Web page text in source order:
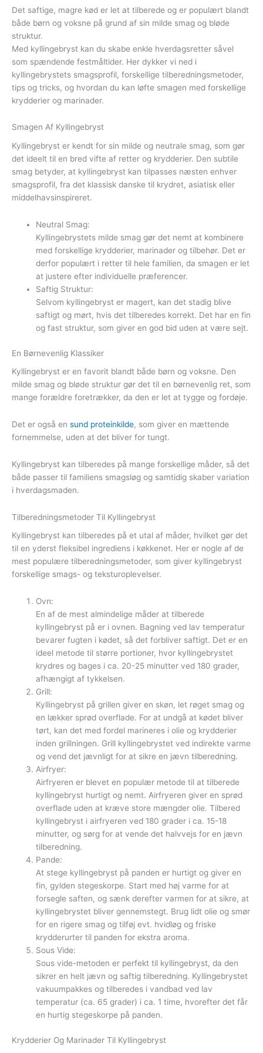
Det saftige, magre kød er let at tilberede og er populært blandt
både børn og voksne på grund af sin milde smag og bløde
struktur.
Med kyllingebryst kan du skabe enkle hverdagsretter såvel
som spændende festmåltider. Her dykker vi ned i
kyllingebrystets smagsprofil, forskellige tilberedningsmetoder,
tips og tricks, og hvordan du kan løfte smagen med forskellige
krydderier og marinader.
Smagen Af Kyllingebryst
Kyllingebryst er kendt for sin milde og neutrale smag, som gør
det ideelt til en bred vifte af retter og krydderier. Den subtile
smag betyder, at kyllingebryst kan tilpasses næsten enhver
smagsprofil, fra det klassisk danske til krydret, asiatisk eller
middelhavsinspireret.
Neutral Smag:
Kyllingebrystets milde smag gør det nemt at kombinere
med forskellige krydderier, marinader og tilbehør. Det er
derfor populært i retter til hele familien, da smagen er let
at justere efter individuelle præferencer.
Saftig Struktur:
Selvom kyllingebryst er magert, kan det stadig blive
saftigt og mørt, hvis det tilberedes korrekt. Det har en fin
og fast struktur, som giver en god bid uden at være sejt.
En Børnevenlig Klassiker
Kyllingebryst er en favorit blandt både børn og voksne. Den
milde smag og bløde struktur gør det til en børnevenlig ret, som
mange forældre foretrækker, da den er let at tygge og fordøje.
Det er også en sund proteinkilde, som giver en mættende
fornemmelse, uden at det bliver for tungt.
Kyllingebryst kan tilberedes på mange forskellige måder, så det
både passer til familiens smagsløg og samtidig skaber variation
i hverdagsmaden.
Tilberedningsmetoder Til Kyllingebryst
Kyllingebryst kan tilberedes på et utal af måder, hvilket gør det
til en yderst fleksibel ingrediens i køkkenet. Her er nogle af de
mest populære tilberedningsmetoder, som giver kyllingebryst
forskellige smags- og teksturoplevelser.
Ovn:
En af de mest almindelige måder at tilberede
kyllingebryst på er i ovnen. Bagning ved lav temperatur
bevarer fugten i kødet, så det forbliver saftigt. Det er en
ideel metode til større portioner, hvor kyllingebrystet
krydres og bages i ca. 20-25 minutter ved 180 grader,
afhængigt af tykkelsen.
Grill:
Kyllingebryst på grillen giver en skøn, let røget smag og
en lækker sprød overflade. For at undgå at kødet bliver
tørt, kan det med fordel marineres i olie og krydderier
inden grillningen. Grill kyllingebrystet ved indirekte varme
og vend det jævnligt for at sikre en jævn tilberedning.
Airfryer:
Airfryeren er blevet en populær metode til at tilberede
kyllingebryst hurtigt og nemt. Airfryeren giver en sprød
overflade uden at kræve store mængder olie. Tilbered
kyllingebryst i airfryeren ved 180 grader i ca. 15-18
minutter, og sørg for at vende det halvvejs for en jævn
tilberedning.
Pande:
At stege kyllingebryst på panden er hurtigt og giver en
fin, gylden stegeskorpe. Start med høj varme for at
forsegle saften, og sænk derefter varmen for at sikre, at
kyllingebrystet bliver gennemstegt. Brug lidt olie og smør
for en rigere smag og tilføj evt. hvidløg og friske
krydderurter til panden for ekstra aroma.
Sous Vide:
Sous vide-metoden er perfekt til kyllingebryst, da den
sikrer en helt jævn og saftig tilberedning. Kyllingebrystet
vakuumpakkes og tilberedes i vandbad ved lav
temperatur (ca. 65 grader) i ca. 1 time, hvorefter det får
en hurtig stegeskorpe på panden.
Krydderier Og Marinader Til Kyllingebryst